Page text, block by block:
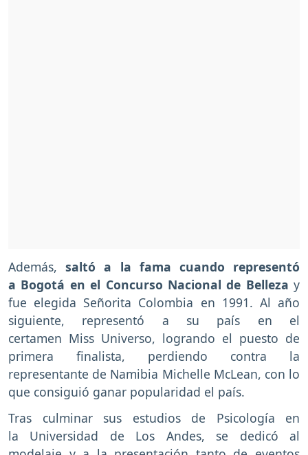
Además,saltó a la fama cuando representó
a Bogotá en el Concurso Nacional de Belleza y
fue elegida Señorita Colombia en 1991. Al año
siguiente, representó a su país en el
certamen Miss Universo, logrando el puesto de
primera finalista, perdiendo contra la
representante de Namibia Michelle McLean, con lo
que consiguió ganar popularidad el país.
Tras culminar sus estudios de Psicología en
la Universidad de Los Andes, se dedicó al